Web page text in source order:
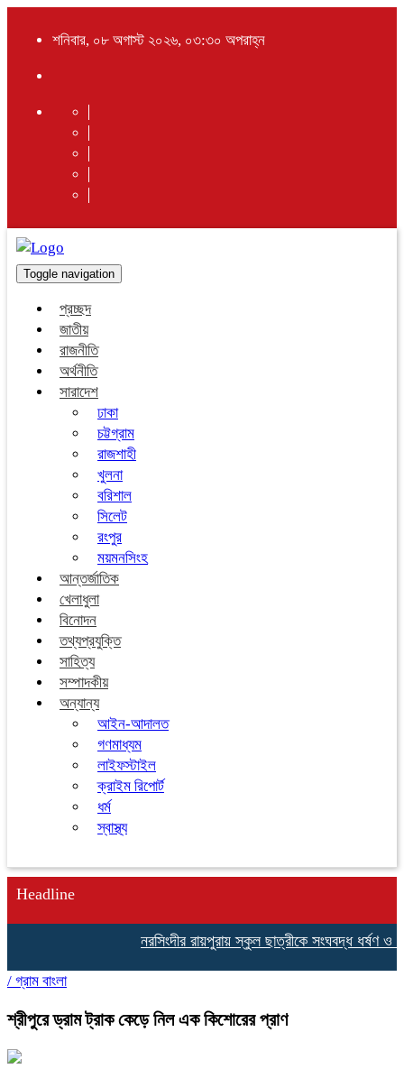
শনিবার, ০৮ অগাস্ট ২০২৬, ০৩:৩০ অপরাহ্ন
Toggle navigation
প্রচ্ছদ
জাতীয়
রাজনীতি
অর্থনীতি
সারাদেশ
ঢাকা
চট্টগ্রাম
রাজশাহী
খুলনা
বরিশাল
সিলেট
রংপুর
ময়মনসিংহ
আন্তর্জাতিক
খেলাধুলা
বিনোদন
তথ্যপ্রযুক্তি
সাহিত্য
সম্পাদকীয়
অন্যান্য
আইন-আদালত
গণমাধ্যম
লাইফস্টাইল
ক্রাইম রিপোর্ট
ধর্ম
স্বাস্থ্য
Headline
নরসিংদীর রায়পুরায় স্কুল ছাত্রীকে সংঘবদ্ধ ধর্ষণ ও
/ গ্রাম বাংলা
শ্রীপুরে ড্রাম ট্রাক কেড়ে নিল এক কিশোরের প্রাণ